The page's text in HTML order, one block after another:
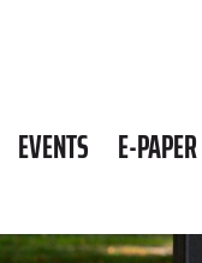
EVENTS E-PAPER